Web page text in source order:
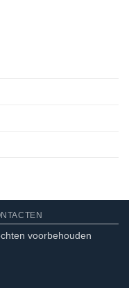
voorbehouden